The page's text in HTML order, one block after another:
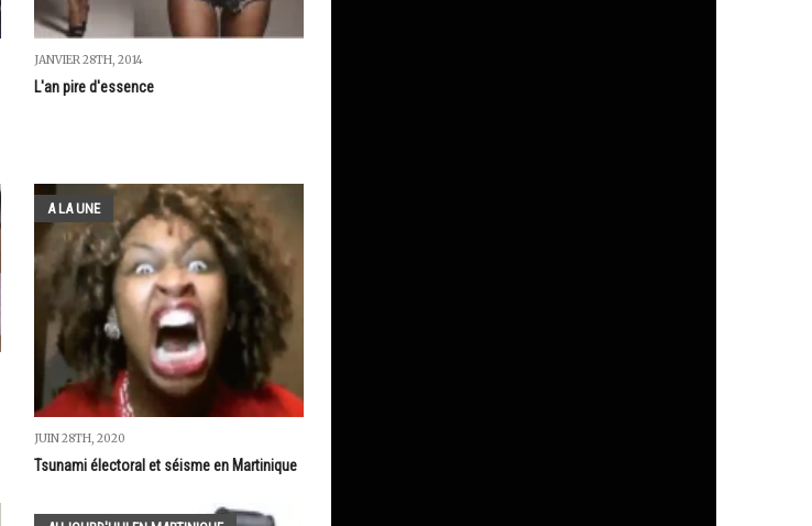
JANVIER 28TH, 2014
L'an pire d'essence
A LA UNE
JUIN 28TH, 2020
Tsunami électoral et séisme en Martinique